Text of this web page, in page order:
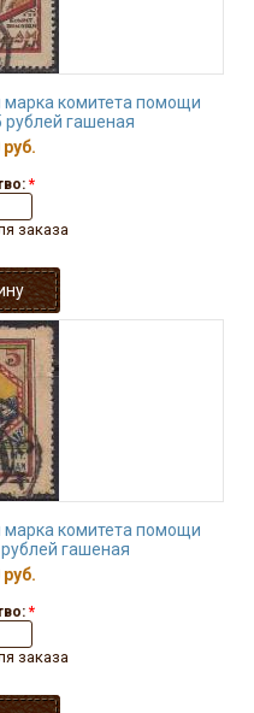
комитета помощи
гашеная
*
заказа
комитета помощи
гашеная
*
заказа